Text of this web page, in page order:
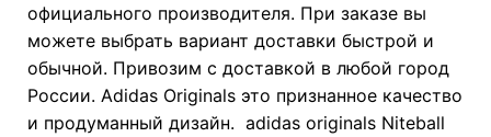
официального производителя. При заказе вы
можете выбрать вариант доставки быстрой и
обычной. Привозим с доставкой в любой город
России. Adidas Originals это признанное качество
и продуманный дизайн. adidas originals Niteball